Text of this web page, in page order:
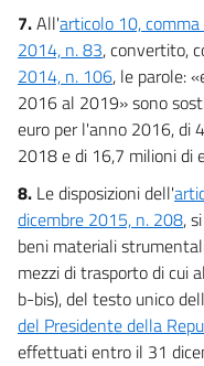
7.All'articolo 10,
2014, n. 83, convertito,
2014, n. 106, le parole:
2016 al 2019» sono
euro per l'anno 2016, di
2018 e di 16,7 milioni di
8. Le disposizioni dell'
dicembre 2015, n. 208,
beni materiali
mezzi di trasporto di cui
b-bis), del testo unico
del Presidente della
effettuati entro il 31